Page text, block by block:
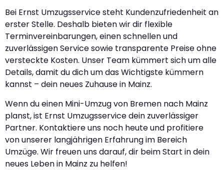
Bei Ernst Umzugsservice steht Kundenzufriedenheit an
erster Stelle. Deshalb bieten wir dir flexible
Terminvereinbarungen, einen schnellen und
zuverlässigen Service sowie transparente Preise ohne
versteckte Kosten. Unser Team kümmert sich um alle
Details, damit du dich um das Wichtigste kümmern
kannst – dein neues Zuhause in Mainz.
Wenn du einen Mini-Umzug von Bremen nach Mainz
planst, ist Ernst Umzugsservice dein zuverlässiger
Partner. Kontaktiere uns noch heute und profitiere
von unserer langjährigen Erfahrung im Bereich
Umzüge. Wir freuen uns darauf, dir beim Start in dein
neues Leben in Mainz zu helfen!